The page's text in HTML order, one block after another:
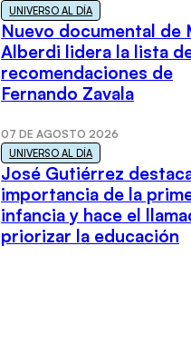
UNIVERSO AL DÍA
Nuevo documental de
Alberdi lidera la lista
recomendaciones de
Fernando Zavala
07 DE AGOSTO 2026
UNIVERSO AL DÍA
José Gutiérrez
importancia de la
infancia y hace el
priorizar la educación